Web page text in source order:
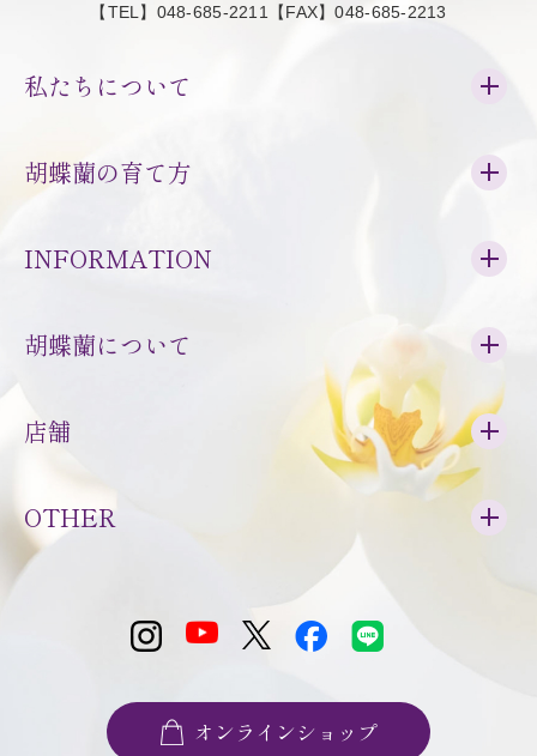
【TEL】048-685-2211【FAX】048-685-2213
私たちについて
胡蝶蘭の育て方
INFORMATION
胡蝶蘭について
店舗
OTHER
オンラインショップ